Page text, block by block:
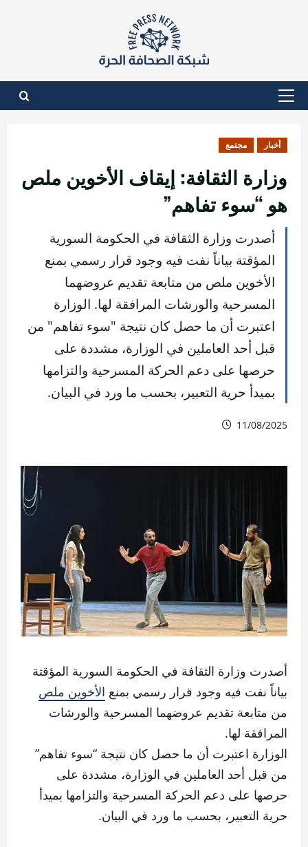
القائمة
أخبار مجتمع
وزارة الثقافة: إيقاف الأخوين ملص
هو “سوء تفاهم”
أصدرت وزارة الثقافة في الحكومة السورية
المؤقتة بياناً نفت فيه وجود قرار رسمي بمنع
الأخوين ملص من متابعة تقديم عروضهما
المسرحية والورشات المرافقة لها. الوزارة
اعتبرت أن ما حصل كان نتيجة "سوء تفاهم" من
قبل أحد العاملين في الوزارة، مشددة على
حرصها على دعم الحركة المسرحية والتزامها
بميدأ حرية التعبير، بحسب ما ورد في البيان.
11/08/2025
أصدرت وزارة الثقافة في الحكومة السورية المؤقتة
بياناً نفت فيه وجود قرار رسمي بمنع الأخوين ملص
من متابعة تقديم عروضهما المسرحية والورشات
المرافقة لها.
الوزارة اعتبرت أن ما حصل كان نتيجة “سوء تفاهم”
من قبل أحد العاملين في الوزارة، مشددة على
حرصها على دعم الحركة المسرحية والتزامها بميدأ
حرية التعبير، بحسب ما ورد في البيان.